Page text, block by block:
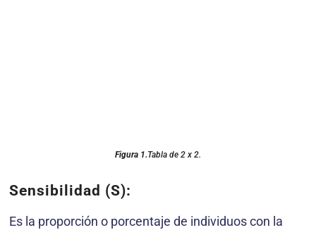
Figura 1.Tabla de 2 x 2.
Sensibilidad (S):
Es la proporción o porcentaje de individuos con la